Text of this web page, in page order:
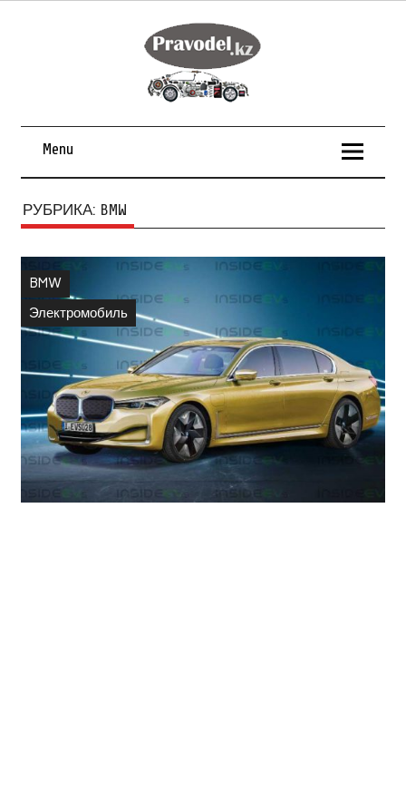
Menu
РУБРИКА: BMW
BMW
Электромобиль